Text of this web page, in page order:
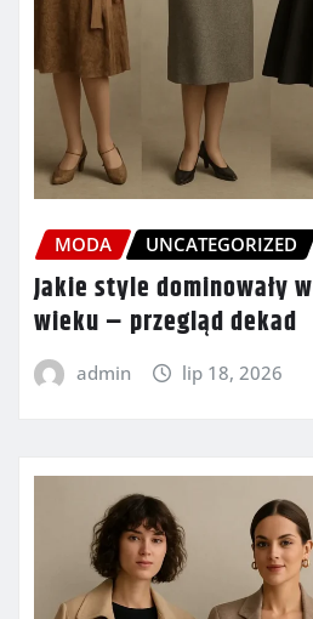
MODA UNCATEGORIZED
Jakie style dominowały
wieku – przegląd dekad
admin lip 18, 2026